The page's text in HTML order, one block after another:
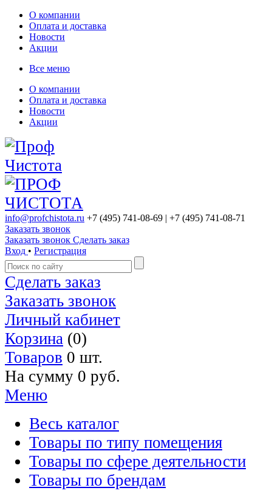
О компании
Оплата и доставка
Новости
Акции
Все меню
О компании
Оплата и доставка
Новости
Акции
info@profchistota.ru +7 (495) 741-08-69 | +7 (495) 741-08-71
Заказать звонок
Заказать звонок Сделать заказ
Вход • Регистрация
Сделать заказ
Заказать звонок
Личный кабинет
Корзина (0)
Товаров 0 шт.
На сумму 0 руб.
Меню
Весь каталог
Товары по типу помещения
Товары по сфере деятельности
Товары по брендам